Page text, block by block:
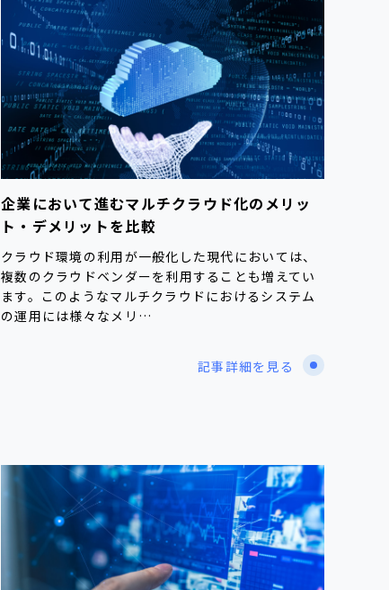
企業において進むマルチクラウド化のメリッ
ト・デメリットを比較
クラウド環境の利用が一般化した現代においては、
複数のクラウドベンダーを利用することも増えてい
ます。このようなマルチクラウドにおけるシステム
の運用には様々なメリ…
記事詳細を見る